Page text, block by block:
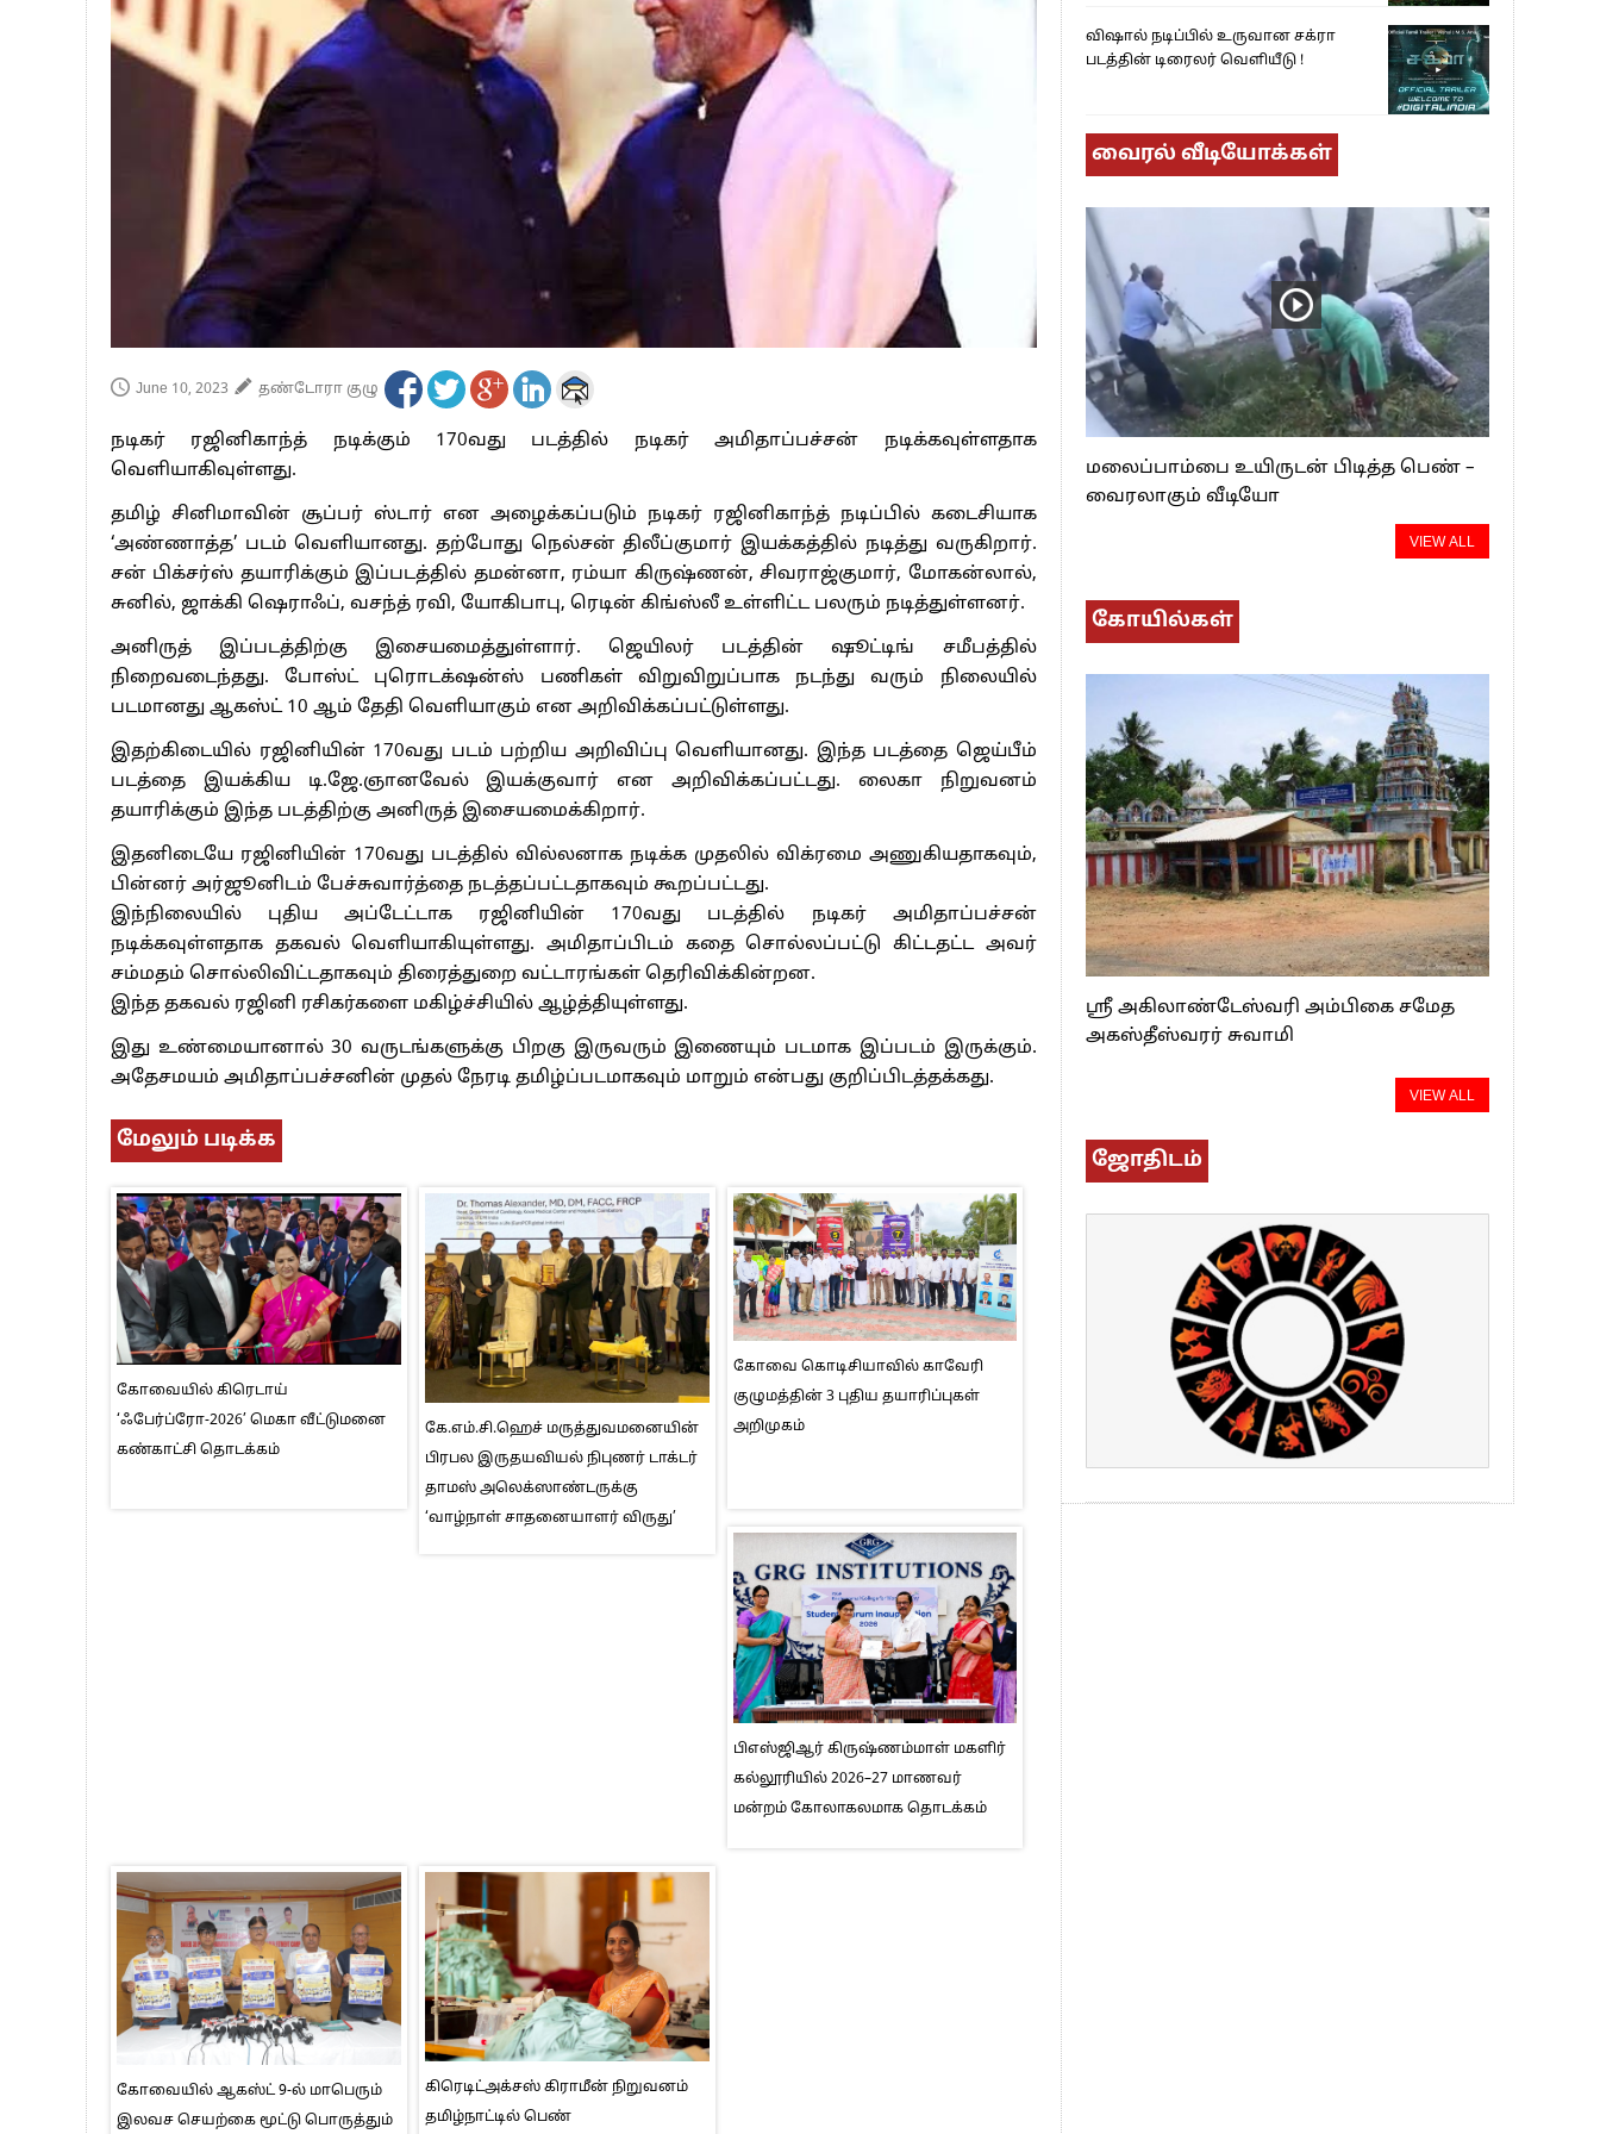
பாகிஸ்தானின் அணு ஆயுத மிரட்டலுக்கு அஞ்சமாட்டோம் – இந்தியா
மத்திய ஆசிரியர் தகுதித் தேர்வு: பட்டதாரிகள் அக்.16 வரை விண்ணப்பிக்கலாம்
தமிழக சட்டப்பேரவையில் காலியிடங்கள் 6 ஆக உயர்வு
June 10, 2023 தண்டோரா குழு
நடிகர் ரஜினிகாந்த் நடிக்கும் 170வது படத்தில் நடிகர் அமிதாப்பச்சன் நடிக்கவுள்ளதாக
வெளியாகிவுள்ளது.
தமிழ் சினிமாவின் சூப்பர் ஸ்டார் என அழைக்கப்படும் நடிகர் ரஜினிகாந்த் நடிப்பில் கடைசியாக
‘அண்ணாத்த’ படம் வெளியானது. தற்போது நெல்சன் திலீப்குமார் இயக்கத்தில் நடித்து வருகிறார்.
சன் பிக்சர்ஸ் தயாரிக்கும் இப்படத்தில் தமன்னா, ரம்யா கிருஷ்ணன், சிவராஜ்குமார், மோகன்லால்,
சுனில், ஜாக்கி ஷெராஃப், வசந்த் ரவி, யோகிபாபு, ரெடின் கிங்ஸ்லீ உள்ளிட்ட பலரும் நடித்துள்ளனர்.
அனிருத் இப்படத்திற்கு இசையமைத்துள்ளார். ஜெயிலர் படத்தின் ஷூட்டிங் சமீபத்தில்
நிறைவடைந்தது. போஸ்ட் புரொடக்‌ஷன்ஸ் பணிகள் விறுவிறுப்பாக நடந்து வரும் நிலையில்
படமானது ஆகஸ்ட் 10 ஆம் தேதி வெளியாகும் என அறிவிக்கப்பட்டுள்ளது.
இதற்கிடையில் ரஜினியின் 170வது படம் பற்றிய அறிவிப்பு வெளியானது. இந்த படத்தை ஜெய்பீம்
படத்தை இயக்கிய டி.ஜே.ஞானவேல் இயக்குவார் என அறிவிக்கப்பட்டது. லைகா நிறுவனம்
தயாரிக்கும் இந்த படத்திற்கு அனிருத் இசையமைக்கிறார்.
இதனிடையே ரஜினியின் 170வது படத்தில் வில்லனாக நடிக்க முதலில் விக்ரமை அணுகியதாகவும்,
பின்னர் அர்ஜூனிடம் பேச்சுவார்த்தை நடத்தப்பட்டதாகவும் கூறப்பட்டது.
இந்நிலையில் புதிய அப்டேட்டாக ரஜினியின் 170வது படத்தில் நடிகர் அமிதாப்பச்சன்
நடிக்கவுள்ளதாக தகவல் வெளியாகியுள்ளது. அமிதாப்பிடம் கதை சொல்லப்பட்டு கிட்டதட்ட அவர்
சம்மதம் சொல்லிவிட்டதாகவும் திரைத்துறை வட்டாரங்கள் தெரிவிக்கின்றன.
இந்த தகவல் ரஜினி ரசிகர்களை மகிழ்ச்சியில் ஆழ்த்தியுள்ளது.
இது உண்மையானால் 30 வருடங்களுக்கு பிறகு இருவரும் இணையும் படமாக இப்படம் இருக்கும்.
அதேசமயம் அமிதாப்பச்சனின் முதல் நேரடி தமிழ்ப்படமாகவும் மாறும் என்பது குறிப்பிடத்தக்கது.
மேலும் படிக்க
கோவையில் கிரெடாய்
‘ஃபேர்ப்ரோ-2026’ மெகா வீட்டுமனை
கண்காட்சி தொடக்கம்
கே.எம்.சி.ஹெச் மருத்துவமனையின்
பிரபல இருதயவியல் நிபுணர் டாக்டர்
தாமஸ் அலெக்ஸாண்டருக்கு
‘வாழ்நாள் சாதனையாளர் விருது’
கோவை கொடிசியாவில் காவேரி
குழுமத்தின் 3 புதிய தயாரிப்புகள்
அறிமுகம்
பிஎஸ்ஜிஆர் கிருஷ்ணம்மாள் மகளிர்
கல்லூரியில் 2026–27 மாணவர்
மன்றம் கோலாகலமாக தொடக்கம்
கோவையில் ஆகஸ்ட் 9-ல் மாபெரும்
இலவச செயற்கை மூட்டு பொருத்தும்
கிரெடிட்அக்சஸ் கிராமீன் நிறுவனம்
தமிழ்நாட்டில் பெண்
விஷால் நடிப்பில் உருவான சக்ரா
படத்தின் டிரைலர் வெளியீடு !
வைரல் வீடியோக்கள்
மலைப்பாம்பை உயிருடன் பிடித்த பெண் –
வைரலாகும் வீடியோ
VIEW ALL
கோயில்கள்
ஸ்ரீ அகிலாண்டேஸ்வரி அம்பிகை சமேத
அகஸ்தீஸ்வரர் சுவாமி
VIEW ALL
ஜோதிடம்